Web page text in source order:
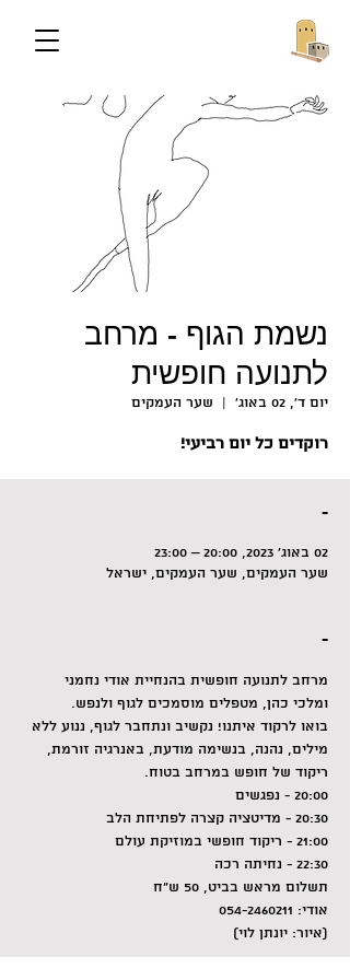
נשמת הגוף - מרחב
לתנועה חופשית
יום ד׳, 02 באוג׳
  |
שער העמקים
רוקדים כל יום רביעי!
-
02 באוג׳ 2023, 20:00 – 23:00
שער העמקים, שער העמקים, ישראל
-
מרחב לתנועה חופשית בהנחיית אודי נחמני
ומלכי כהן, מטפלים מוסמכים לגוף ולנפש.
בואו לרקוד איתנו! נקשיב ונתחבר לגוף, ננוע ללא
מילים, נהנה, בנשימה מודעת, באנרגיה זורמת,
ריקוד של חופש במרחב בטוח.
20:00 - נפגשים
20:30 - מדיטציה קצרה לפתיחת הלב
21:00 - ריקוד חופשי במוזיקת עולם
22:30 - נחיתה רכה
תשלום מראש בביט, 50 ש"ח
אודי: 054-2460211
(איור: יונתן לוי)